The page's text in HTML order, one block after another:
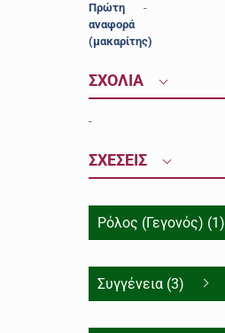
Πρώτη
αναφορά
(μακαρίτης)
-
ΣΧΟΛΙΑ
-
ΣΧΕΣΕΙΣ
Ρόλος (Γεγονός) (1)
Συγγένεια (3)